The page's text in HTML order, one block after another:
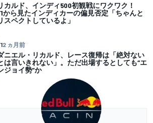
カルド、インディ500初観戦にワクワク！
から見たインディカーの偏見否定「ちゃんと
スペクトしているよ」
2 ヵ月前
ニエル・リカルド、レース復帰は「絶対ない
は言いきれない」。ただ出場するとしても“エ
ジョイ勢”か